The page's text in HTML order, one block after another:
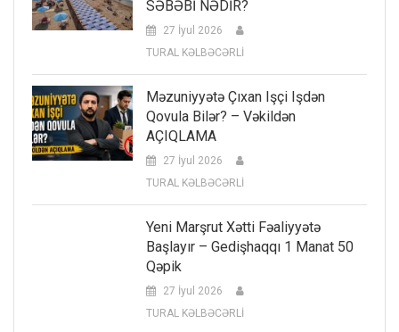
SƏBƏBİ NƏDİR?
27 İyul 2026
TURAL KƏLBƏCƏRLİ
Məzuniyyətə Çıxan Işçi Işdən
Qovula Bilər? – Vəkildən
AÇIQLAMA
27 İyul 2026
TURAL KƏLBƏCƏRLİ
Yeni Marşrut Xətti Fəaliyyətə
Başlayır – Gedişhaqqı 1 Manat 50
Qəpik
27 İyul 2026
TURAL KƏLBƏCƏRLİ